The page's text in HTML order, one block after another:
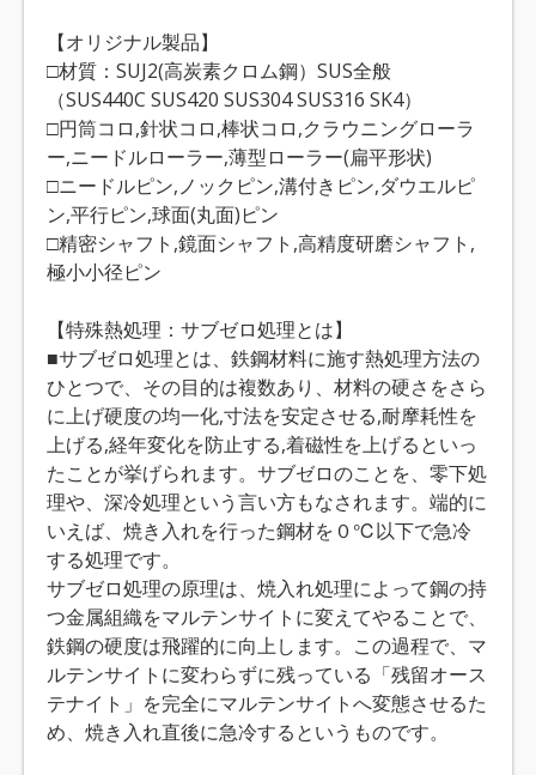
【オリジナル製品】
□材質：SUJ2(高炭素クロム鋼）SUS全般
（SUS440C SUS420 SUS304 SUS316 SK4）
□円筒コロ,針状コロ,棒状コロ,クラウニングローラ
ー,ニードルローラー,薄型ローラー(扁平形状)
□ニードルピン,ノックピン,溝付きピン,ダウエルピ
ン,平行ピン,球面(丸面)ピン
□精密シャフト,鏡面シャフト,高精度研磨シャフト,
極小小径ピン
【特殊熱処理：サブゼロ処理とは】
■サブゼロ処理とは、鉄鋼材料に施す熱処理方法の
ひとつで、その目的は複数あり、材料の硬さをさら
に上げ硬度の均一化,寸法を安定させる,耐摩耗性を
上げる,経年変化を防止する,着磁性を上げるといっ
たことが挙げられます。サブゼロのことを、零下処
理や、深冷処理という言い方もなされます。端的に
いえば、焼き入れを行った鋼材を０℃以下で急冷
する処理です。
サブゼロ処理の原理は、焼入れ処理によって鋼の持
つ金属組織をマルテンサイトに変えてやることで、
鉄鋼の硬度は飛躍的に向上します。この過程で、マ
ルテンサイトに変わらずに残っている「残留オース
テナイト」を完全にマルテンサイトへ変態させるた
め、焼き入れ直後に急冷するというものです。